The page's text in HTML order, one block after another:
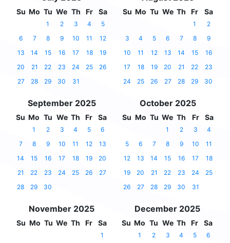
Su Mo Tu We Th Fr Sa
1 2 3 4
5
6
7 8 9 10 11
12
13
14 15 16 17 18
19
20
21 22 23 24 25
26
27
28 29 30 31
Su Mo Tu We Th Fr Sa
1
2
3
4 5 6 7 8
9
10
11 12 13 14 15
16
17
18 19 20 21 22
23
24
25 26 27 28 29 30
September 2025
Su Mo Tu We Th Fr Sa
1 2 3 4 5
6
7
8 9 10 11 12
13
14
15 16 17 18 19
20
21
22 23 24 25 26
27
28
29 30
October 2025
Su Mo Tu We Th Fr Sa
1 2 3
4
5
6 7 8 9 10
11
12
13 14 15 16 17
18
19
20 21 22 23 24
25
26
27 28 29 30 31
November 2025
Su Mo Tu We Th Fr Sa
1
December 2025
Su Mo Tu We Th Fr Sa
1 2 3 4 5
6